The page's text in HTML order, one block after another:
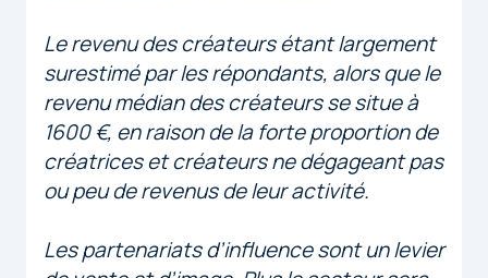
Le revenu des créateurs étant largement
surestimé par les répondants, alors que le
revenu médian des créateurs se situe à
1600 €, en raison de la forte proportion de
créatrices et créateurs ne dégageant pas
ou peu de revenus de leur activité.
Les partenariats d’influence sont un levier